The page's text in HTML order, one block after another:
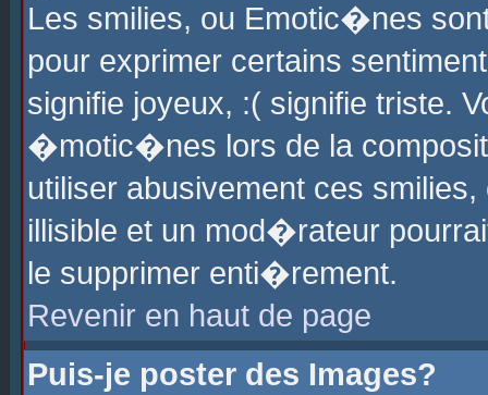
Les smilies, ou Emotic�nes
pour exprimer certains
signifie joyeux, :( signifie triste.
�motic�nes lors de la
utiliser abusivement ces
illisible et un mod�rateur
le supprimer enti�rement.
Revenir en haut de page
Puis-je poster des Images?